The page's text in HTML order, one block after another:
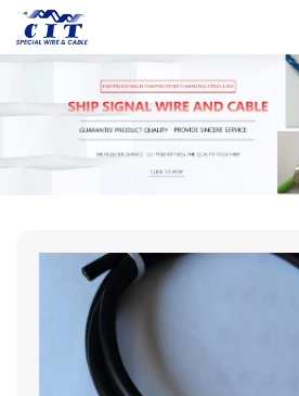
CIT SPECIAL CABLE Co., Ltd.
English
Français